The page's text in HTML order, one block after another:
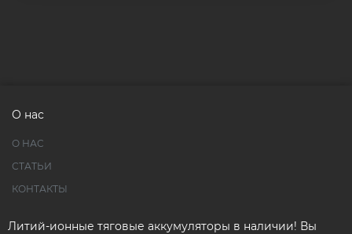
О нас
О НАС
СТАТЬИ
КОНТАКТЫ
Литий-ионные тяговые аккумуляторы в наличии! Вы